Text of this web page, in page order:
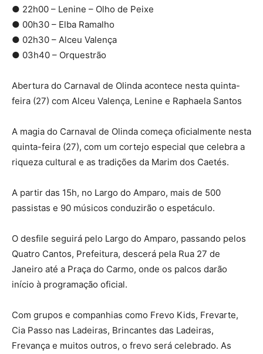
● 22h00 – Lenine – Olho de Peixe
● 00h30 – Elba Ramalho
● 02h30 – Alceu Valença
● 03h40 – Orquestrão
Abertura do Carnaval de Olinda acontece nesta quinta-
feira (27) com Alceu Valença, Lenine e Raphaela Santos
A magia do Carnaval de Olinda começa oficialmente nesta
quinta-feira (27), com um cortejo especial que celebra a
riqueza cultural e as tradições da Marim dos Caetés.
A partir das 15h, no Largo do Amparo, mais de 500
passistas e 90 músicos conduzirão o espetáculo.
O desfile seguirá pelo Largo do Amparo, passando pelos
Quatro Cantos, Prefeitura, descerá pela Rua 27 de
Janeiro até a Praça do Carmo, onde os palcos darão
início à programação oficial.
Com grupos e companhias como Frevo Kids, Frevarte,
Cia Passo nas Ladeiras, Brincantes das Ladeiras,
Frevança e muitos outros, o frevo será celebrado. As